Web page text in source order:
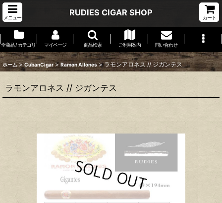
メニュー
RUDIES CIGAR SHOP
カート
全商品 / カテゴリ マイページ 商品検索 ご利用案内 問い合わせ
ホーム > CubanCigar > Ramon Allones > ラモンアロネス // ジガンテス
ラモンアロネス // ジガンテス